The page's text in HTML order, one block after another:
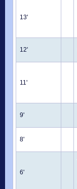
13'
12'
11'
9'
8'
6'